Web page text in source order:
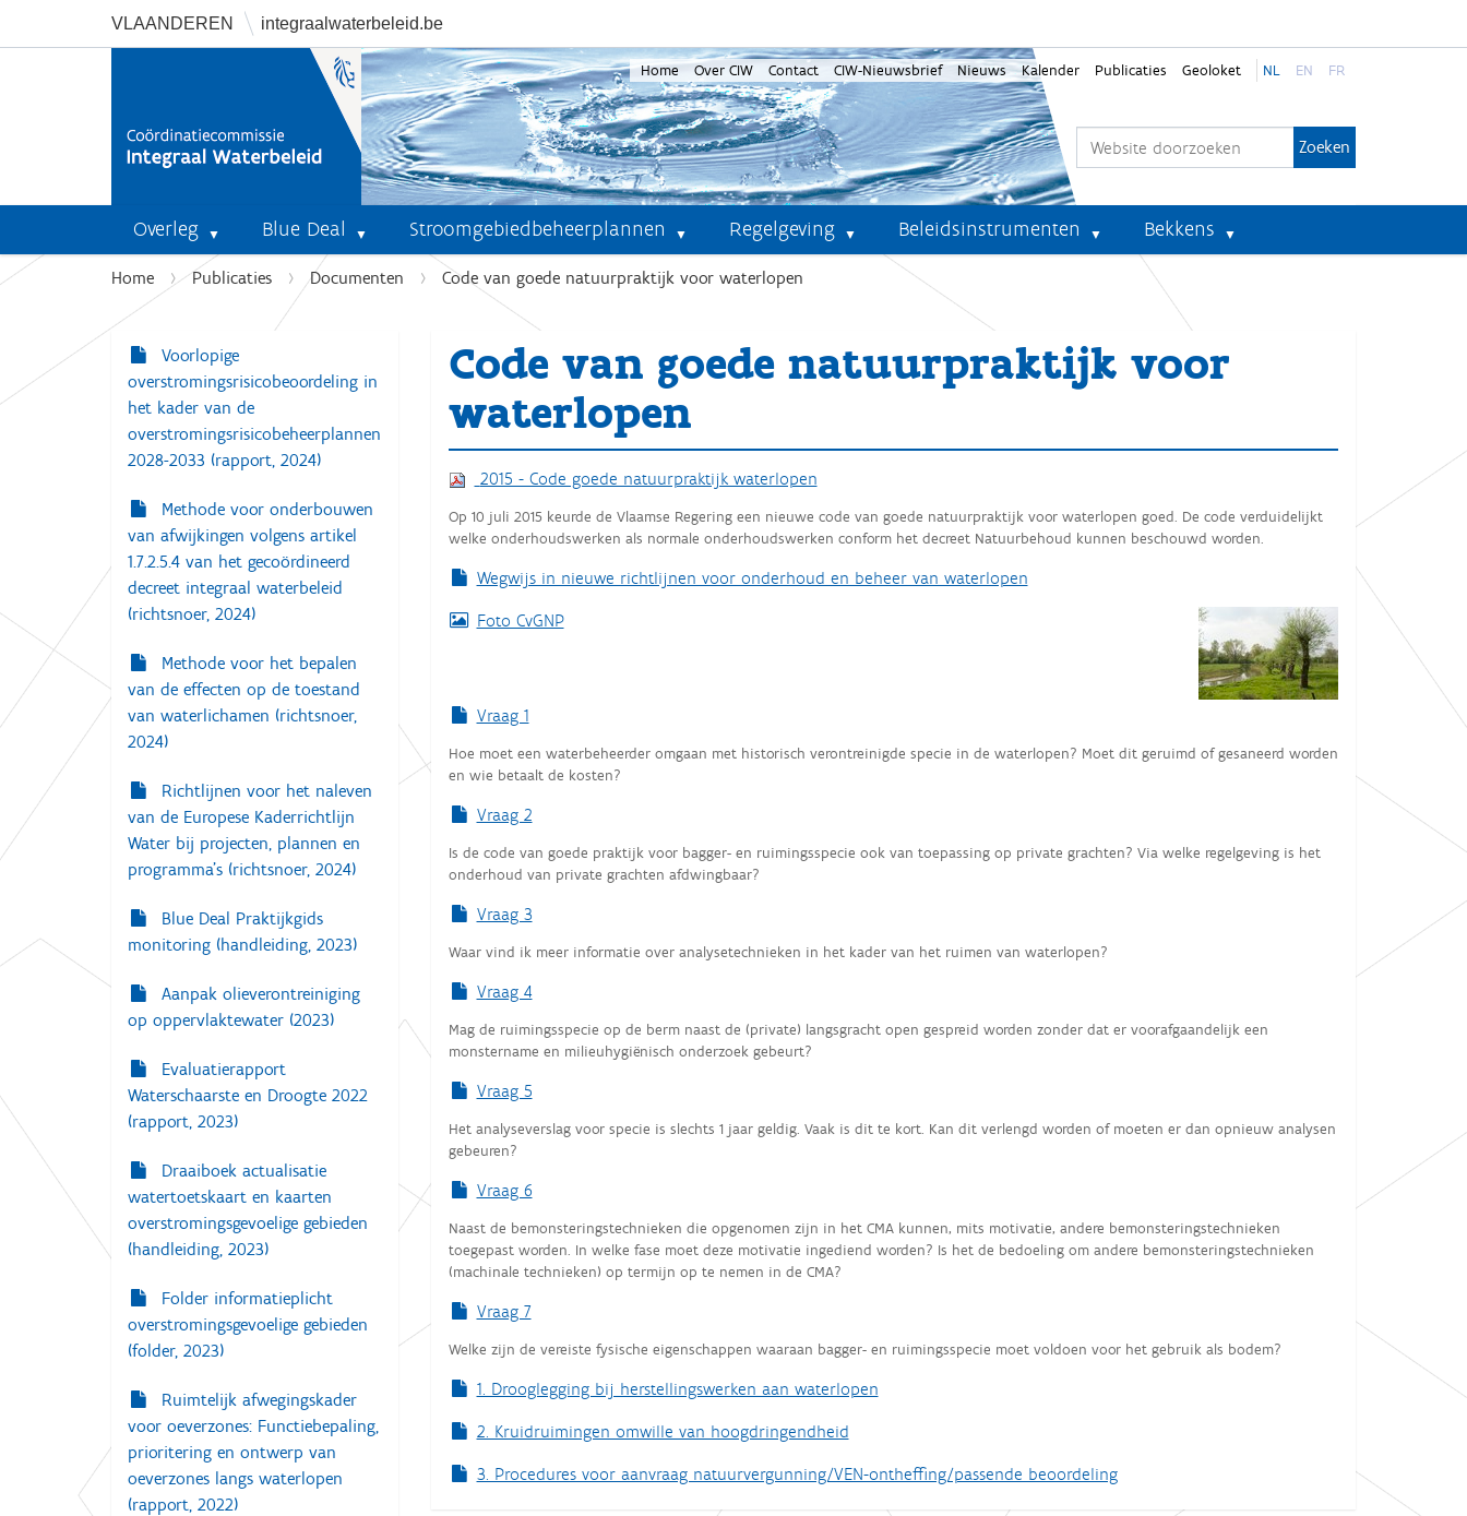
VLAANDEREN integraalwaterbeleid.be
Home Over CIW Contact CIW-Nieuwsbrief Nieuws Kalender Publicaties Geoloket NL EN FR
Overleg Blue Deal Stroomgebiedbeheerplannen Regelgeving Beleidsinstrumenten Bekkens
U
e
Home Publicaties Documenten Code van goede natuurpraktijk voor waterlopen
Code van goede natuurpraktijk voor
waterlopen
2015 - Code goede natuurpraktijk waterlopen
Op 10 juli 2015 keurde de Vlaamse Regering een nieuwe code van goede natuurpraktijk voor waterlopen goed. De code verduidelijkt
welke onderhoudswerken als normale onderhoudswerken conform het decreet Natuurbehoud kunnen beschouwd worden.
Wegwijs in nieuwe richtlijnen voor onderhoud en beheer van waterlopen
Foto CvGNP
Vraag 1
Hoe moet een waterbeheerder omgaan met historisch verontreinigde specie in de waterlopen? Moet dit geruimd of gesaneerd worden
en wie betaalt de kosten?
Vraag 2
Is de code van goede praktijk voor bagger- en ruimingsspecie ook van toepassing op private grachten? Via welke regelgeving is het
onderhoud van private grachten afdwingbaar?
Vraag 3
Waar vind ik meer informatie over analysetechnieken in het kader van het ruimen van waterlopen?
Vraag 4
Mag de ruimingsspecie op de berm naast de (private) langsgracht open gespreid worden zonder dat er voorafgaandelijk een
monstername en milieuhygiënisch onderzoek gebeurt?
Vraag 5
Het analyseverslag voor specie is slechts 1 jaar geldig. Vaak is dit te kort. Kan dit verlengd worden of moeten er dan opnieuw analysen
gebeuren?
Vraag 6
Naast de bemonsteringstechnieken die opgenomen zijn in het CMA kunnen, mits motivatie, andere bemonsteringstechnieken
toegepast worden. In welke fase moet deze motivatie ingediend worden? Is het de bedoeling om andere bemonsteringstechnieken
(machinale technieken) op termijn op te nemen in de CMA?
Vraag 7
Welke zijn de vereiste fysische eigenschappen waaraan bagger- en ruimingsspecie moet voldoen voor het gebruik als bodem?
1. Drooglegging bij herstellingswerken aan waterlopen
2. Kruidruimingen omwille van hoogdringendheid
3. Procedures voor aanvraag natuurvergunning/VEN-ontheffing/passende beoordeling
N
a
v
i
a
t
i
e
Voorlopige
overstromingsrisicobeoordeling in
het kader van de
overstromingsrisicobeheerplannen
2028-2033 (rapport, 2024)
Methode voor onderbouwen
van afwijkingen volgens artikel
1.7.2.5.4 van het gecoördineerd
decreet integraal waterbeleid
(richtsnoer, 2024)
Methode voor het bepalen
van de effecten op de toestand
van waterlichamen (richtsnoer,
2024)
Richtlijnen voor het naleven
van de Europese Kaderrichtlijn
Water bij projecten, plannen en
programma’s (richtsnoer, 2024)
Blue Deal Praktijkgids
monitoring (handleiding, 2023)
Aanpak olieverontreiniging
op oppervlaktewater (2023)
Evaluatierapport
Waterschaarste en Droogte 2022
(rapport, 2023)
Draaiboek actualisatie
watertoetskaart en kaarten
overstromingsgevoelige gebieden
(handleiding, 2023)
Folder informatieplicht
overstromingsgevoelige gebieden
(folder, 2023)
Ruimtelijk afwegingskader
voor oeverzones: Functiebepaling,
prioritering en ontwerp van
oeverzones langs waterlopen
(rapport, 2022)